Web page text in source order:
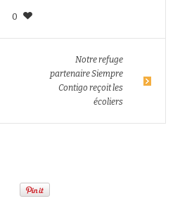
0
Notre refuge
partenaire Siempre
Contigo reçoit les
écoliers